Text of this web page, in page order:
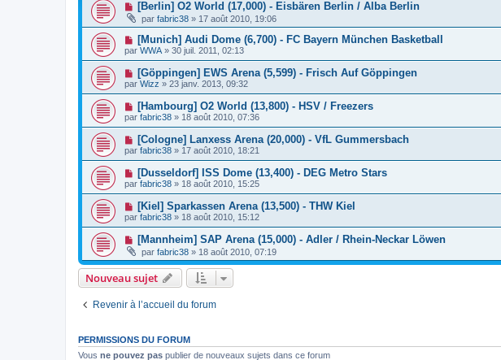
[Berlin] O2 World (17,000) - Eisbären Berlin / Alba Berlin
par fabric38 » 17 août 2010, 19:06
[Munich] Audi Dome (6,700) - FC Bayern München Basketball
par WWA » 30 juil. 2011, 02:13
[Göppingen] EWS Arena (5,599) - Frisch Auf Göppingen
par Wizz » 23 janv. 2013, 09:32
[Hambourg] O2 World (13,800) - HSV / Freezers
par fabric38 » 18 août 2010, 07:36
[Cologne] Lanxess Arena (20,000) - VfL Gummersbach
par fabric38 » 17 août 2010, 18:21
[Dusseldorf] ISS Dome (13,400) - DEG Metro Stars
par fabric38 » 18 août 2010, 15:25
[Kiel] Sparkassen Arena (13,500) - THW Kiel
par fabric38 » 18 août 2010, 15:12
[Mannheim] SAP Arena (15,000) - Adler / Rhein-Neckar Löwen
par fabric38 » 18 août 2010, 07:19
Nouveau sujet
Revenir à l’accueil du forum
PERMISSIONS DU FORUM
Vous ne pouvez pas publier de nouveaux sujets dans ce forum